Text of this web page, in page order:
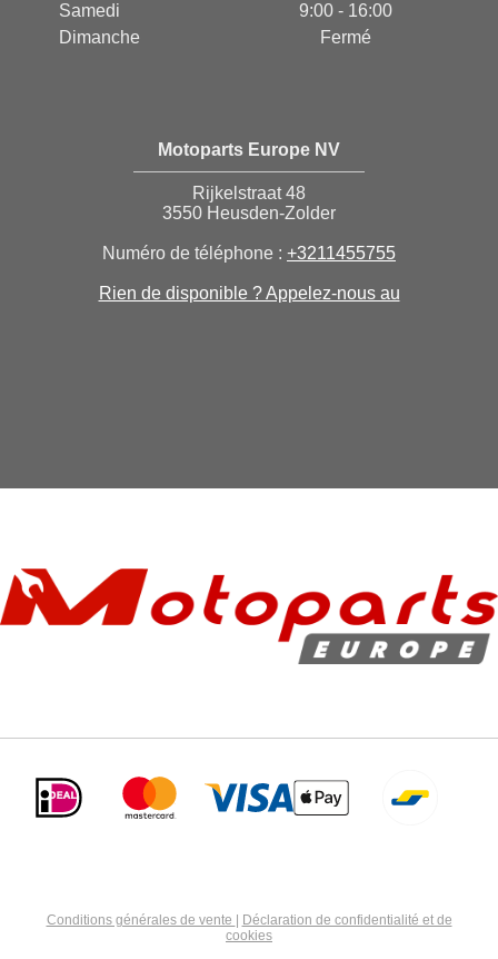
Samedi
9:00 - 16:00
Dimanche
Fermé
Motoparts Europe NV
Rijkelstraat 48
3550 Heusden-Zolder
Numéro de téléphone : +3211455755
Rien de disponible ? Appelez-nous au
Conditions générales de vente
Déclaration de confidentialité et de
cookies